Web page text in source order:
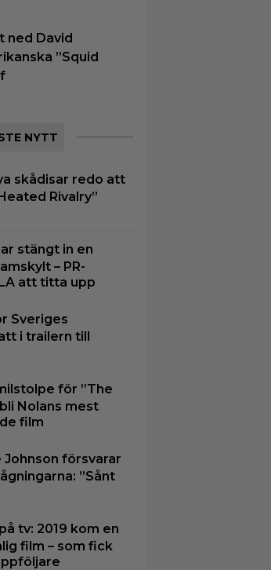
ned David
”Squid
NYTT
skådisar redo att
Rivalry”
stängt in en
– PR-
att titta upp
Sveriges
i trailern till
för ”The
Nolans mest
film
Johnson försvarar
”Sånt
tv: 2019 kom en
film – som fick